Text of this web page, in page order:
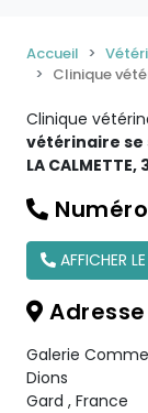
Accueil
Clinique
Clinique
vétérinaire se
LA
AFFICHER
Adresse
Galerie
Dions
Gard , France